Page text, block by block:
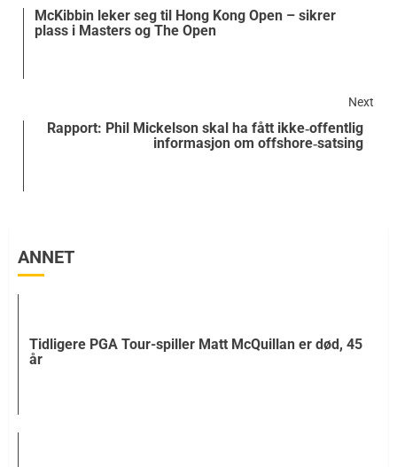
McKibbin leker seg til Hong Kong Open – sikrer
plass i Masters og The Open
Next
Rapport: Phil Mickelson skal ha fått ikke‑offentlig
informasjon om offshore‑satsing
ANNET
Tidligere PGA Tour-spiller Matt McQuillan er død, 45
år